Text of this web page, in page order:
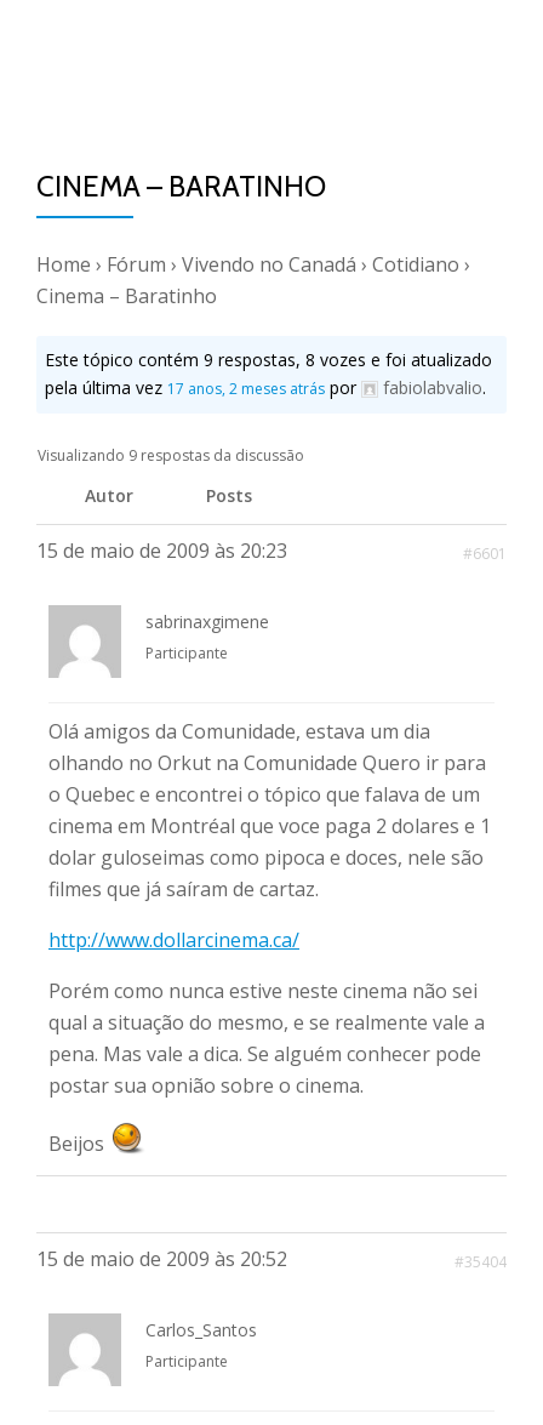
CINEMA – BARATINHO
Home › Fórum › Vivendo no Canadá › Cotidiano ›
Cinema – Baratinho
Este tópico contém 9 respostas, 8 vozes e foi atualizado
pela última vez 17 anos, 2 meses atrás por fabiolabvalio.
Visualizando 9 respostas da discussão
Autor Posts
15 de maio de 2009 às 20:23 #6601
sabrinaxgimene
Participante
Olá amigos da Comunidade, estava um dia
olhando no Orkut na Comunidade Quero ir para
o Quebec e encontrei o tópico que falava de um
cinema em Montréal que voce paga 2 dolares e 1
dolar guloseimas como pipoca e doces, nele são
filmes que já saíram de cartaz.
http://www.dollarcinema.ca/
Porém como nunca estive neste cinema não sei
qual a situação do mesmo, e se realmente vale a
pena. Mas vale a dica. Se alguém conhecer pode
postar sua opnião sobre o cinema.
Beijos
15 de maio de 2009 às 20:52 #35404
Carlos_Santos
Participante